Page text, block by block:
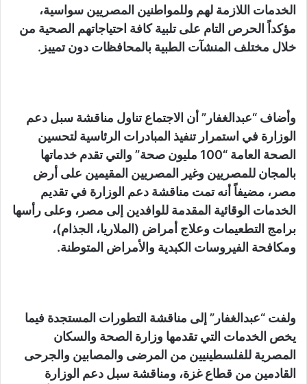
الخدمات اللازمة لهم وللمواطنين المصريين سواسية،
مؤكداً الحرص التام على تلبية كافة احتياجاتهم الصحية من
خلال مختلف المنشآت الطبية بالمحافظات دون تمييز.
وأضاف “عبدالغفار” أن الاجتماع تناول مناقشة سبل دعم
الوزارة في استمرار تنفيذ المبادرات الرئاسية لتحسين
الصحة العامة “100 مليون صحة” والتي تقدم خدماتها
بالمجان للمصريين وغير المصريين المقيمين على أرض
مصر، مضيفاً أنه تمت مناقشة دعم الوزارة في تقديم
الخدمات الوقائية المقدمة للوافدين إلى مصر، وعلى رأسها
برامج التطعيمات وعلاج أمراض (الملاريا، الجذام)،
ومكافحة الفيروسات الكبدية والأمراض المتوطنة.
ولفت “عبدالغفار” إلى مناقشة التطورات المستجدة فيما
يخص الخدمات التي تقدمها وزارة الصحة والسكان
المصرية للفلسطينيين من المرضى والمصابين والجرحى
القادمين من قطاع غزة، ومناقشة سبل دعم الوزارة